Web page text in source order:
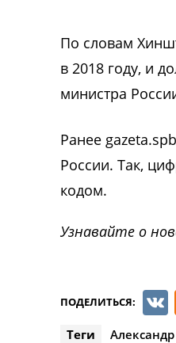
По словам
в 2018 году, и
министра
Ранее
России. Так,
кодом.
Узнавайте о
ПОДЕЛИТЬСЯ:
Теги